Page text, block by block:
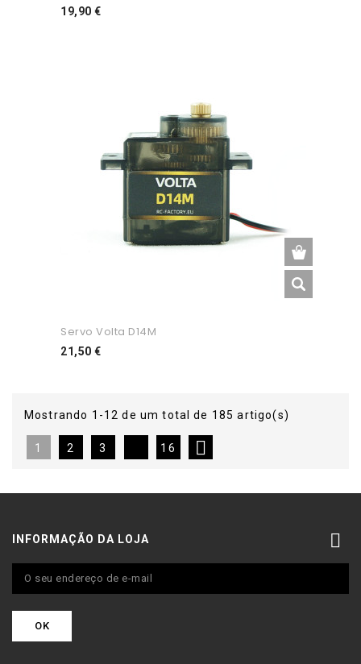
19,90 €Preço
Servo Volta D14M
21,50 €Preço
Mostrando 1-12 de um total de 185 artigo(s)
1 2 3 16 
INFORMAÇÃO DA LOJA 